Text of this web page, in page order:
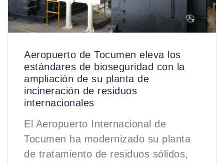
Aeropuerto de Tocumen eleva los
estándares de bioseguridad con la
ampliación de su planta de
incineración de residuos
internacionales
El Aeropuerto Internacional de
Tocumen ha modernizado su planta
de tratamiento de residuos sólidos,